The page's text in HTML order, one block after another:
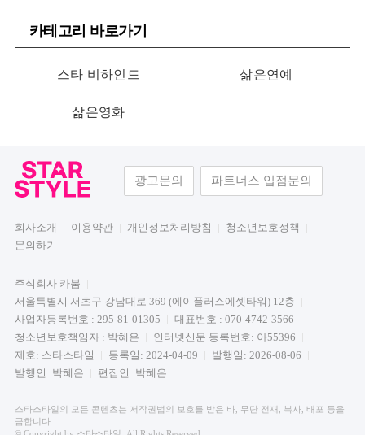
카테고리 바로가기
스타 비하인드 삶은연예
삶은영화
광고문의 파트너스 입점문의
회사소개 이용약관 개인정보처리방침
청소년보호정책
문의하기
주식회사 카붐
서울특별시 서초구 강남대로 369 (에이플러스에셋타워) 12층
사업자등록번호 : 295-81-01305
대표번호 : 070-4742-3566
청소년보호책임자 : 박혜은
인터넷신문 등록번호: 아55396
제호: 스타스타일
등록일: 2024-04-09
발행일: 2026-08-06
발행인: 박혜은
편집인: 박혜은
스타스타일의 모든 콘텐츠는 저작권법의 보호를 받은 바, 무단 전재, 복사, 배포 등을
금합니다.